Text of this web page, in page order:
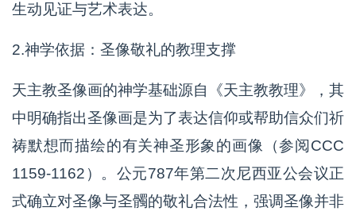
生动见证与艺术表达。
2.神学依据：圣像敬礼的教理支撑
天主教圣像画的神学基础源自《天主教教理》，其
中明确指出圣像画是为了表达信仰或帮助信众们祈
祷默想而描绘的有关神圣形象的画像（参阅CCC
1159-1162）。公元787年第二次尼西亚公会议正
式确立对圣像与圣髑的敬礼合法性，强调圣像并非